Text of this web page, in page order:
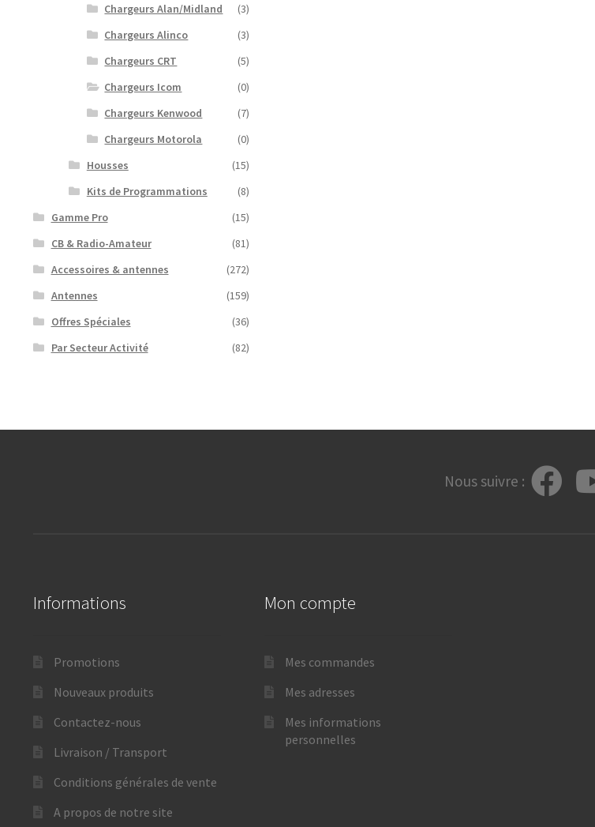
Chargeurs Alan/Midland
(3)
Chargeurs Alinco
(3)
Chargeurs CRT
(5)
Chargeurs Icom
(0)
Chargeurs Kenwood
(7)
Chargeurs Motorola
(0)
Housses
(15)
Kits de Programmations
(8)
Gamme Pro
(15)
CB & Radio-Amateur
(81)
Accessoires & antennes
(272)
Antennes
(159)
Offres Spéciales
(36)
Par Secteur Activité
(82)
Nous suivre :
Informations
Promotions
Nouveaux produits
Contactez-nous
Livraison / Transport
Conditions générales de vente
A propos de notre site
Mon compte
Mes commandes
Mes adresses
Mes informations
personnelles